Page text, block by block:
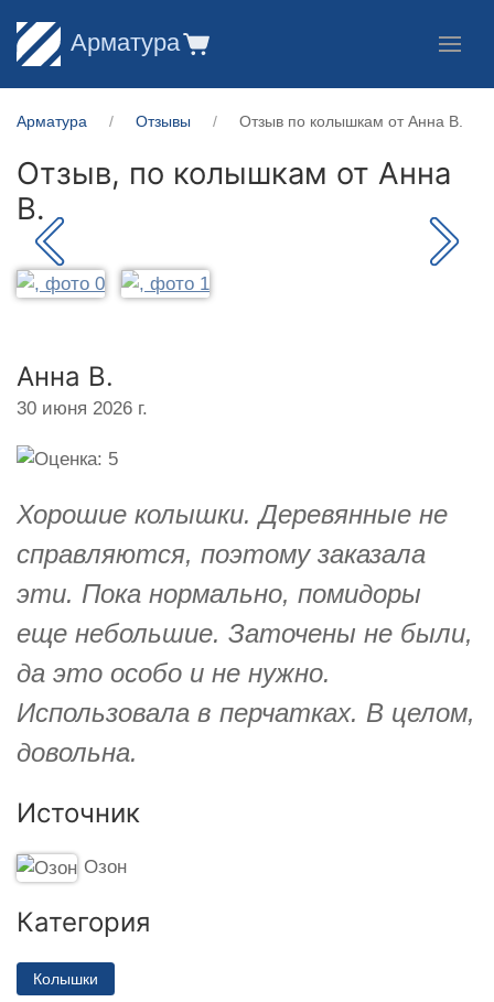
Арматура
Арматура Отзывы Отзыв по колышкам от Анна В.
Отзыв, по колышкам от Анна
В.
Анна В.
30 июня 2026 г.
Хорошие колышки. Деревянные не
справляются, поэтому заказала
эти. Пока нормально, помидоры
еще небольшие. Заточены не были,
да это особо и не нужно.
Использовала в перчатках. В целом,
довольна.
Источник
Озон
Категория
Колышки